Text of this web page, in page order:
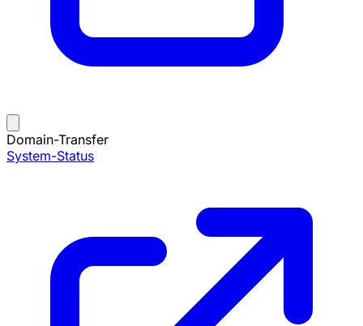
Domain-Transfer
System-Status